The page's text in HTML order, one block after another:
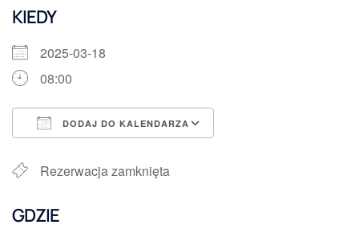
KIEDY
2025-03-18
08:00
DODAJ DO KALENDARZA
Rezerwacja zamknięta
GDZIE